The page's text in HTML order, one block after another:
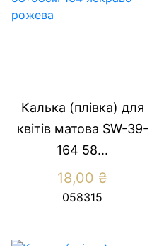
Калька (плівка) для
квітів матова SW-39-
164 58...
18,00 ₴
058315